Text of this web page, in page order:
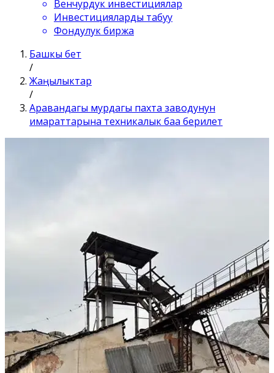
Венчурдук инвестициялар
Инвестицияларды табуу
Фондулук биржа
Башкы бет
/
Жаңылыктар
/
Аравандагы мурдагы пахта заводунун
имараттарына техникалык баа берилет